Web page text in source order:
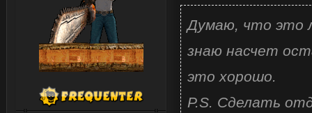
Думаю, что это
знаю насчет
это хорошо.
P.S. Сделать